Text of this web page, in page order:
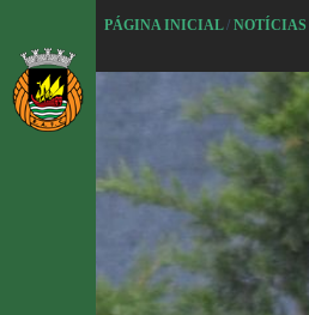
l
a
r
p
PÁGINA INICIAL/NOTÍCIAS